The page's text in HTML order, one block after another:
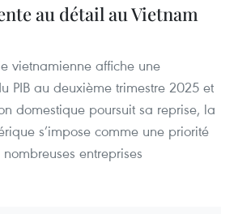
au détail au Vietnam
vietnamienne affiche une
PIB au deuxième trimestre 2025 et
domestique poursuit sa reprise, la
s’impose comme une priorité
entreprises